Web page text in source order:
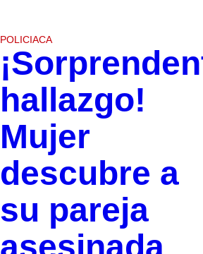
POLICIACA
hallazgo!
Mujer
descubre a
su pareja
asesinada